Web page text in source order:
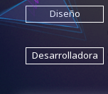
Diseño
Desarrolladora